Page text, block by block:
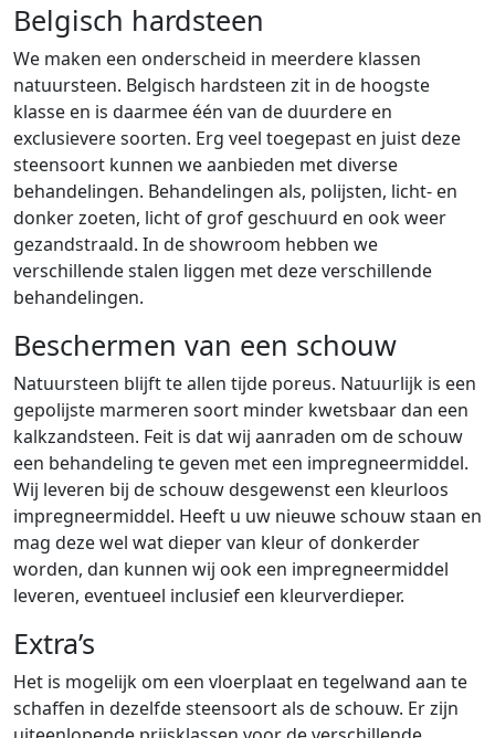
Belgisch hardsteen
We maken een onderscheid in meerdere klassen
natuursteen. Belgisch hardsteen zit in de hoogste
klasse en is daarmee één van de duurdere en
exclusievere soorten. Erg veel toegepast en juist deze
steensoort kunnen we aanbieden met diverse
behandelingen. Behandelingen als, polijsten, licht- en
donker zoeten, licht of grof geschuurd en ook weer
gezandstraald. In de showroom hebben we
verschillende stalen liggen met deze verschillende
behandelingen.
Beschermen van een schouw
Natuursteen blijft te allen tijde poreus. Natuurlijk is een
gepolijste marmeren soort minder kwetsbaar dan een
kalkzandsteen. Feit is dat wij aanraden om de schouw
een behandeling te geven met een impregneermiddel.
Wij leveren bij de schouw desgewenst een kleurloos
impregneermiddel. Heeft u uw nieuwe schouw staan en
mag deze wel wat dieper van kleur of donkerder
worden, dan kunnen wij ook een impregneermiddel
leveren, eventueel inclusief een kleurverdieper.
Extra’s
Het is mogelijk om een vloerplaat en tegelwand aan te
schaffen in dezelfde steensoort als de schouw. Er zijn